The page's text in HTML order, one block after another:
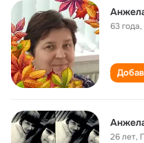
63 года,
26 лет,